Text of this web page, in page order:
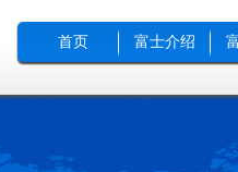
首页 富士介绍